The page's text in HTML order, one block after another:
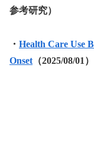
参考研究）
・ Health Care Use
Onset （2025/08/01）